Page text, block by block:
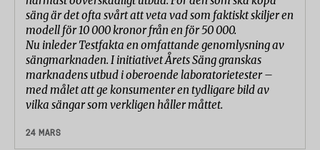
säng är det ofta svårt att veta vad som faktiskt skiljer en
modell för 10 000 kronor från en för 50 000.
Nu inleder Testfakta en omfattande genomlysning av
sängmarknaden. I initiativet Årets Säng granskas
marknadens utbud i oberoende laboratorietester –
med målet att ge konsumenter en tydligare bild av
vilka sängar som verkligen håller måttet.
24 MARS